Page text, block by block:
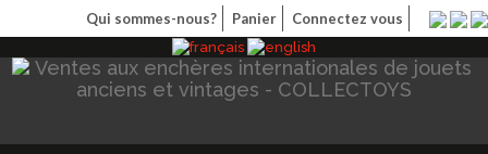
Qui sommes-nous? Panier Connectez vous